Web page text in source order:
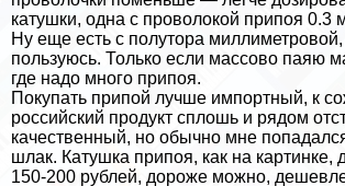
катушки, одна с проволокой припоя 0.3
Ну еще есть с полутора
пользуюсь. Только если массово паяю
где надо много припоя.
Покупать припой лучше импортный, к
российский продукт сплошь и рядом
качественный, но обычно мне
шлак. Катушка припоя, как на картинке,
150-200 рублей, дороже можно,